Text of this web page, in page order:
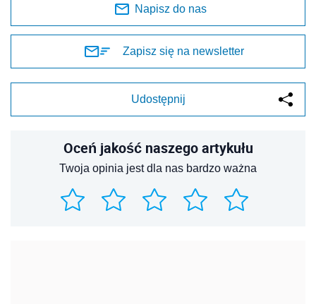
Napisz do nas
Zapisz się na newsletter
Udostępnij
Oceń jakość naszego artykułu
Twoja opinia jest dla nas bardzo ważna